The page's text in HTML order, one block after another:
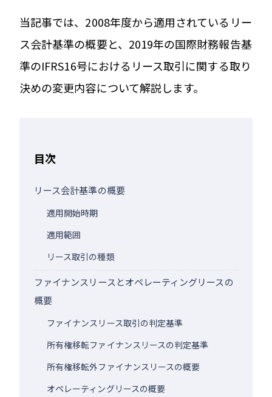
当記事では、2008年度から適用されているリー
ス会計基準の概要と、2019年の国際財務報告基
準のIFRS16号におけるリース取引に関する取り
決めの変更内容について解説します。
目次
リース会計基準の概要
適用開始時期
適用範囲
リース取引の種類
ファイナンスリースとオペレーティングリースの
概要
ファイナンスリース取引の判定基準
所有権移転ファイナンスリースの判定基準
所有権移転外ファイナンスリースの概要
オペレーティングリースの概要